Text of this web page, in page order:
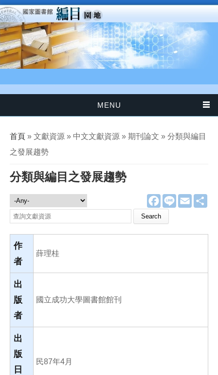
移至主內容
MENU
您在這裡
首頁 » 文獻資源 » 中文文獻資源 » 期刊論文 » 分類與編目
之發展趨勢
分類與編目之發展趨勢
F
a
e
o
L
E
m
文獻資源
Search this site
作
者
薛理桂
出
版
者
國立成功大學圖書館館刊
出
版
日
民87年4月